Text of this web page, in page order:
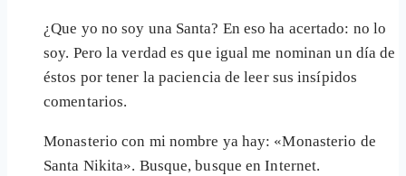
¿Que yo no soy una Santa? En eso ha acertado: no lo
soy. Pero la verdad es que igual me nominan un día de
éstos por tener la paciencia de leer sus insípidos
comentarios.
Monasterio con mi nombre ya hay: «Monasterio de
Santa Nikita». Busque, busque en Internet.